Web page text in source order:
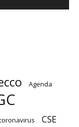
Agenda
CSE